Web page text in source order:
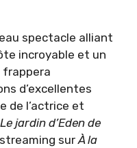
spectacle alliant
incroyable et un
frappera
d’excellentes
de l’actrice et
Le jardin d’Eden de
sur À la